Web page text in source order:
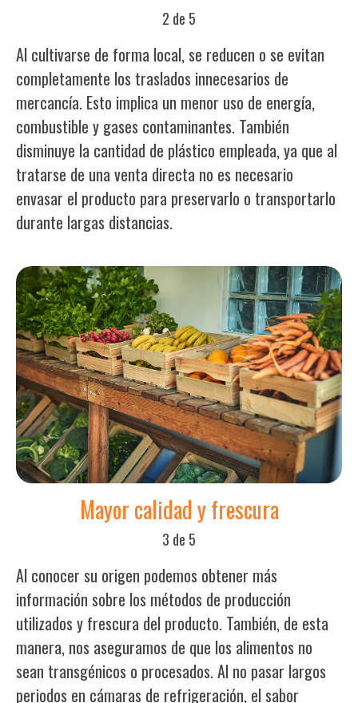
2 de 5
Al cultivarse de forma local, se reducen o se evitan
completamente los traslados innecesarios de
mercancía. Esto implica un menor uso de energía,
combustible y gases contaminantes. También
disminuye la cantidad de plástico empleada, ya que al
tratarse de una venta directa no es necesario
envasar el producto para preservarlo o transportarlo
durante largas distancias.
Mayor calidad y frescura
3 de 5
Al conocer su origen podemos obtener más
información sobre los métodos de producción
utilizados y frescura del producto. También, de esta
manera, nos aseguramos de que los alimentos no
sean transgénicos o procesados. Al no pasar largos
periodos en cámaras de refrigeración, el sabor